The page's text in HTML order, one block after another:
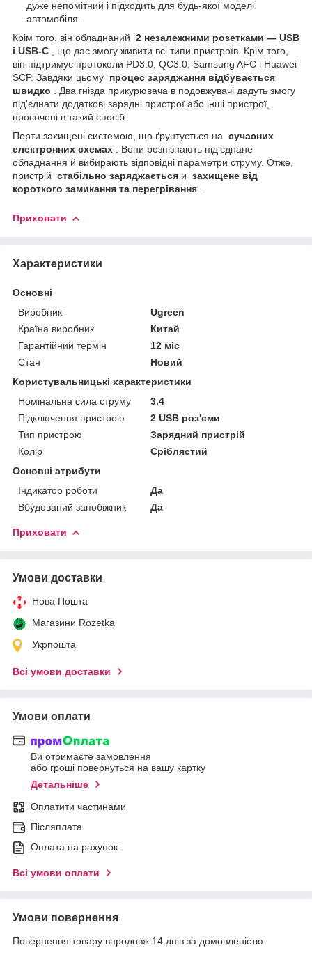
дуже непомітний і підходить для будь-якої моделі
автомобіля.
Крім того, він обладнаний 2 незалежними розетками — USB
і USB-C , що дає змогу живити всі типи пристроїв. Крім того,
він підтримує протоколи PD3.0, QC3.0, Samsung AFC і Huawei
SCP. Завдяки цьому процес заряджання відбувається
швидко . Два гнізда прикурювача в подовжувачі дадуть змогу
під'єднати додаткові зарядні пристрої або інші пристрої,
просочені в такий спосіб.
Порти захищені системою, що ґрунтується на сучасних
електронних схемах . Вони розпізнають під'єднане
обладнання й вибирають відповідні параметри струму. Отже,
пристрій стабільно заряджається и захищене від
короткого замикання та перегрівання
Приховати
Характеристики
Основні
Виробник
Ugreen
Країна виробник
Китай
Гарантійний термін
12 міс
Стан
Новий
Користувальницькі характеристики
Номінальна сила струму
3.4
Підключення пристрою
2 USB роз'єми
Тип пристрою
Зарядний пристрій
Колір
Сріблястий
Основні атрибути
Індикатор роботи
Да
Вбудований запобіжник
Да
Приховати
Умови доставки
Нова Пошта
Магазини Rozetka
Укрпошта
Всі умови доставки
Умови оплати
Ви отримаєте замовлення
або гроші повернуться на вашу картку
Детальніше
Оплатити частинами
Післяплата
Оплата на рахунок
Всі умови оплати
Умови повернення
Повернення товару впродовж 14 днів за домовленістю